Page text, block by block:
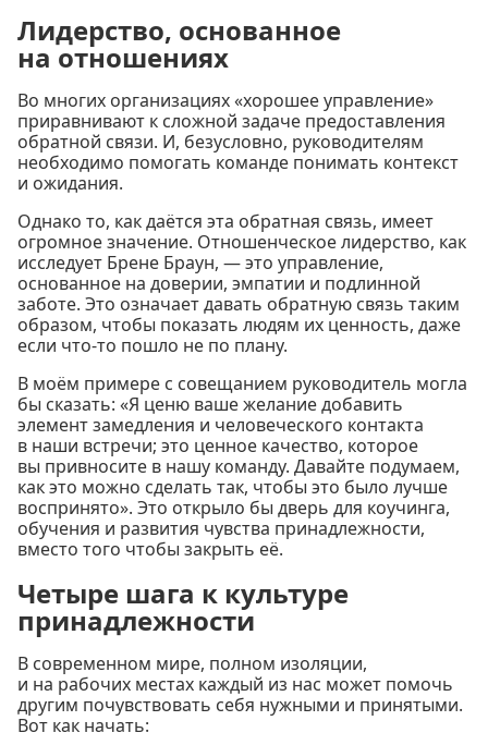
Лидерство, основанное
на отношениях
Во многих организациях «хорошее управление»
приравнивают к сложной задаче предоставления
обратной связи. И, безусловно, руководителям
необходимо помогать команде понимать контекст
и ожидания.
Однако то, как даётся эта обратная связь, имеет
огромное значение. Отношенческое лидерство, как
исследует Брене Браун, — это управление,
основанное на доверии, эмпатии и подлинной
заботе. Это означает давать обратную связь таким
образом, чтобы показать людям их ценность, даже
если что-то пошло не по плану.
В моём примере с совещанием руководитель могла
бы сказать: «Я ценю ваше желание добавить
элемент замедления и человеческого контакта
в наши встречи; это ценное качество, которое
вы привносите в нашу команду. Давайте подумаем,
как это можно сделать так, чтобы это было лучше
воспринято». Это открыло бы дверь для коучинга,
обучения и развития чувства принадлежности,
вместо того чтобы закрыть её.
Четыре шага к культуре
принадлежности
В современном мире, полном изоляции,
и на рабочих местах каждый из нас может помочь
другим почувствовать себя нужными и принятыми.
Вот как начать: